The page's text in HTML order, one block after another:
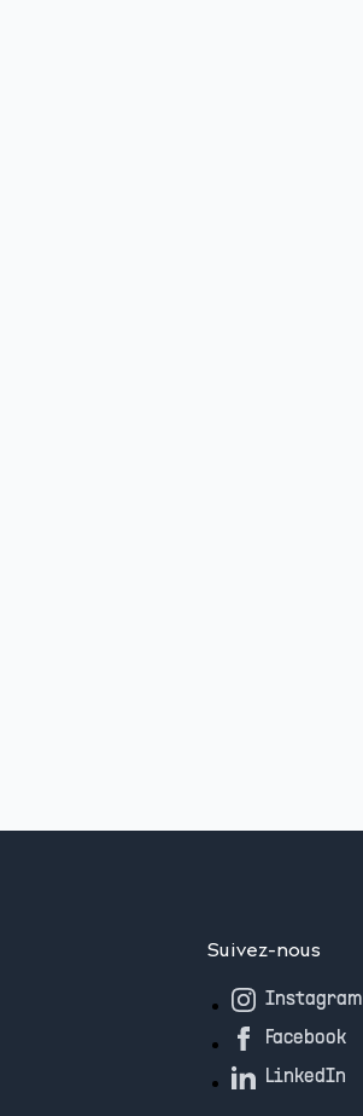
Suivez-nous
Instagram
Facebook
LinkedIn